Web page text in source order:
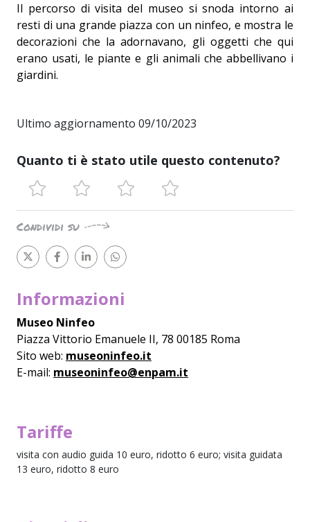
Il percorso di visita del museo si snoda intorno ai
resti di una grande piazza con un ninfeo, e mostra le
decorazioni che la adornavano, gli oggetti che qui
erano usati, le piante e gli animali che abbellivano i
giardini.
Ultimo aggiornamento 09/10/2023
Quanto ti è stato utile questo contenuto?
Condividi su
Informazioni
Museo Ninfeo
Piazza Vittorio Emanuele II, 78 00185 Roma
Sito web: museoninfeo.it
E-mail: museoninfeo@enpam.it
Tariffe
visita con audio guida 10 euro, ridotto 6 euro; visita guidata
13 euro, ridotto 8 euro